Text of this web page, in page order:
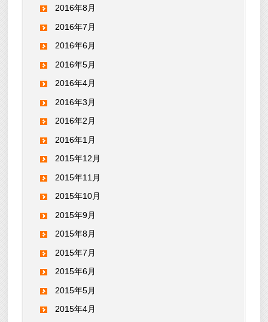
2016年8月
2016年7月
2016年6月
2016年5月
2016年4月
2016年3月
2016年2月
2016年1月
2015年12月
2015年11月
2015年10月
2015年9月
2015年8月
2015年7月
2015年6月
2015年5月
2015年4月